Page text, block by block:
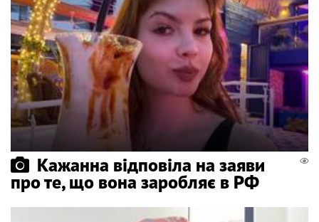
Кажанна відповіла на заяви
про те, що вона заробляє в РФ